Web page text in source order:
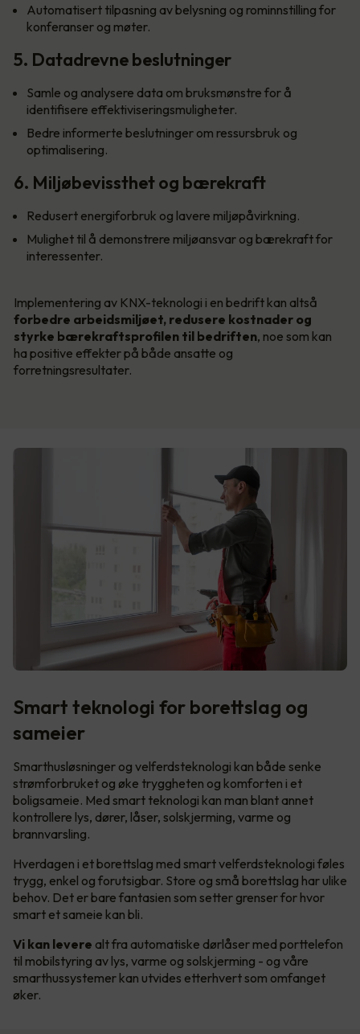
Automatisert tilpasning av belysning og rominnstilling for
konferanser og møter.
5. Datadrevne beslutninger
Samle og analysere data om bruksmønstre for å
identifisere effektiviseringsmuligheter.
Bedre informerte beslutninger om ressursbruk og
optimalisering.
6. Miljøbevissthet og bærekraft
Redusert energiforbruk og lavere miljøpåvirkning.
Mulighet til å demonstrere miljøansvar og bærekraft for
interessenter.
Implementering av KNX-teknologi i en bedrift kan altså
forbedre arbeidsmiljøet, redusere kostnader og
styrke bærekraftsprofilen til bedriften, noe som kan
ha positive effekter på både ansatte og
forretningsresultater.
Smart teknologi for borettslag og
sameier
Smarthusløsninger og velferdsteknologi kan både senke
strømforbruket og øke tryggheten og komforten i et
boligsameie. Med smart teknologi kan man blant annet
kontrollere lys, dører, låser, solskjerming, varme og
brannvarsling.
Hverdagen i et borettslag med smart velferdsteknologi føles
trygg, enkel og forutsigbar. Store og små borettslag har ulike
behov. Det er bare fantasien som setter grenser for hvor
smart et sameie kan bli.
Vi kan levere alt fra automatiske dørlåser med porttelefon
til mobilstyring av lys, varme og solskjerming - og våre
smarthussystemer kan utvides etterhvert som omfanget
øker.